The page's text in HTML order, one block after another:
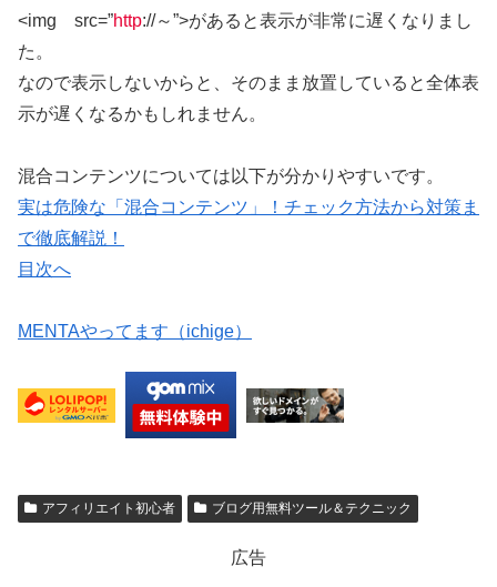
<img src=”http://～”>があると表示が非常に遅くなりまし
た。
なので表示しないからと、そのまま放置していると全体表
示が遅くなるかもしれません。
混合コンテンツについては以下が分かりやすいです。
実は危険な「混合コンテンツ」！チェック方法から対策ま
で徹底解説！
目次へ
MENTAやってます（ichige）
アフィリエイト初心者 ブログ用無料ツール＆テクニック
広告